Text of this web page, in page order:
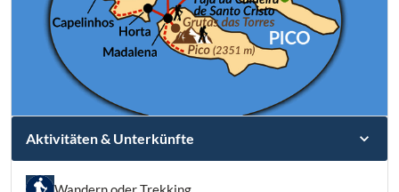
Aktivitäten & Unterkünfte